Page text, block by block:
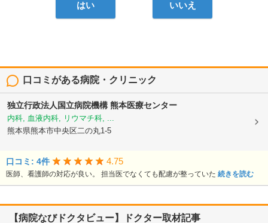
はい いいえ
口コミがある病院・クリニック
独立行政法人国立病院機構熊本医療センター
内科, 血液内科, リウマチ科, ...
熊本県熊本市中央区二の丸1-5
口コミ: 4件 4.75
医師、看護師の対応が良い。 担当医でなくても配慮が整っていた 続きを読む
【病院なびドクタビュー】ドクター取材記事